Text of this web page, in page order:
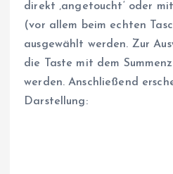
direkt ‚angetoucht‘ oder
(vor allem beim echten
ausgewählt werden. Zur
die Taste mit dem
werden. Anschließend
Darstellung: